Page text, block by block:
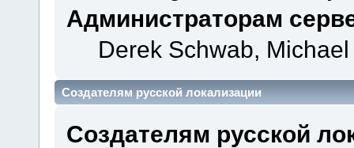
Администраторам
Derek Schwab,
Создателям русской локализации
Создателям русской